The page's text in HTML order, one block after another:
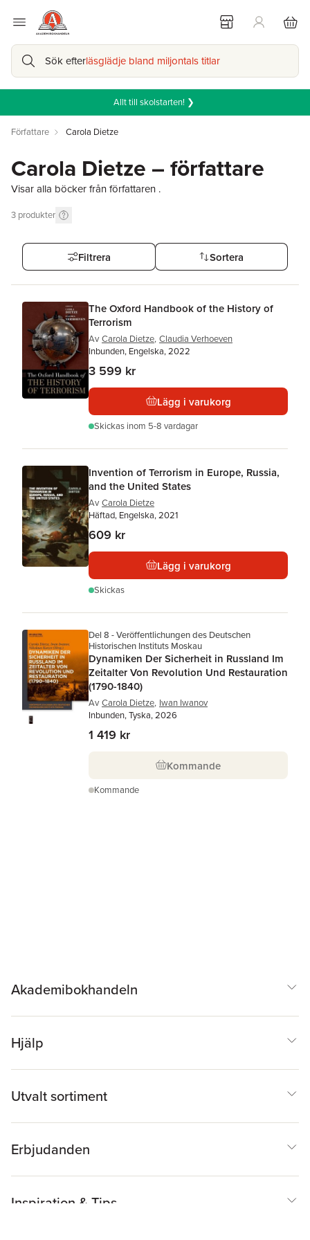
Sök efterläsglädje bland miljontals titlar
Allt till skolstarten! ❯
Författare Carola Dietze
Carola Dietze – författare
Visar alla böcker från författaren .
3 produkter
Filtrera Sortera
The Oxford Handbook of the History of
Terrorism
Av Carola Dietze, Claudia Verhoeven
Inbunden, Engelska, 2022
3 599 kr
Lägg i varukorg
Skickas inom 5-8 vardagar
Invention of Terrorism in Europe, Russia,
and the United States
Av Carola Dietze
Häftad, Engelska, 2021
609 kr
Lägg i varukorg
Skickas
Del 8 - Veröffentlichungen des Deutschen
Historischen Instituts Moskau
Dynamiken Der Sicherheit in Russland Im
Zeitalter Von Revolution Und Restauration
(1790-1840)
Av Carola Dietze, Iwan Iwanov
Inbunden, Tyska, 2026
1 419 kr
Kommande
Kommande
Akademibokhandeln
Hjälp
Utvalt sortiment
Erbjudanden
Inspiration & Tips